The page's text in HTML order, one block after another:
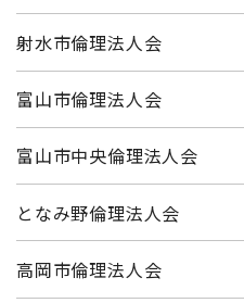
射水市倫理法人会
富山市倫理法人会
富山市中央倫理法人会
となみ野倫理法人会
高岡市倫理法人会